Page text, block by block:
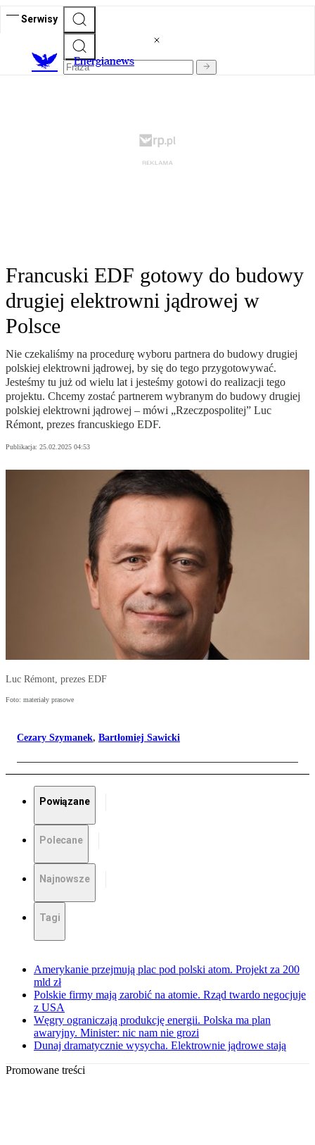
Serwisy
Energianews
Francuski EDF gotowy do budowy
drugiej elektrowni jądrowej w
Polsce
Nie czekaliśmy na procedurę wyboru partnera do budowy drugiej
polskiej elektrowni jądrowej, by się do tego przygotowywać.
Jesteśmy tu już od wielu lat i jesteśmy gotowi do realizacji tego
projektu. Chcemy zostać partnerem wybranym do budowy drugiej
polskiej elektrowni jądrowej – mówi „Rzeczpospolitej” Luc
Rémont, prezes francuskiego EDF.
Publikacja: 25.02.2025 04:53
Luc Rémont, prezes EDF
Foto: materiały prasowe
Cezary Szymanek, Bartłomiej Sawicki
Powiązane
Polecane
Najnowsze
Tagi
Amerykanie przejmują plac pod polski atom. Projekt za 200
mld zł
Polskie firmy mają zarobić na atomie. Rząd twardo negocjuje
z USA
Węgry ograniczają produkcję energii. Polska ma plan
awaryjny. Minister: nic nam nie grozi
Dunaj dramatycznie wysycha. Elektrownie jądrowe stają
Promowane treści